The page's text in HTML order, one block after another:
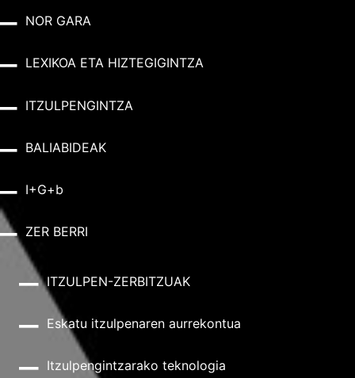
NOR GARA
LEXIKOA ETA HIZTEGIGINTZA
ITZULPENGINTZA
BALIABIDEAK
I+G+b
ZER BERRI
ITZULPEN-ZERBITZUAK
Eskatu itzulpenaren aurrekontua
Itzulpengintzarako teknologia